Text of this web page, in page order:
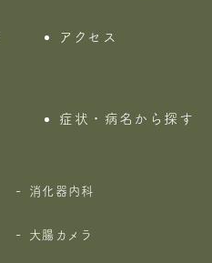
アクセス
症状・病名から探す
消化器内科
大腸カメラ